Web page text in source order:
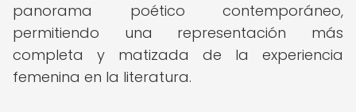
panorama poético contemporáneo,
permitiendo una representación más
completa y matizada de la experiencia
femenina en la literatura.